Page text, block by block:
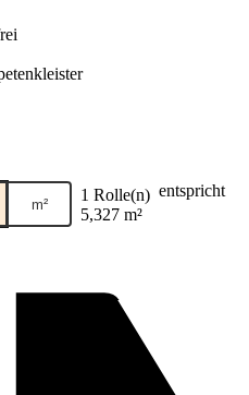
m² 1 Rolle(n) entspricht
5,327 m²